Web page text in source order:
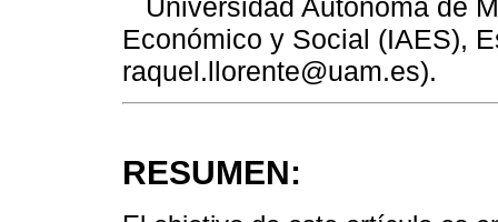
Universidad Autónoma de
Económico y Social (IAES),
raquel.llorente@uam.es).
RESUMEN: